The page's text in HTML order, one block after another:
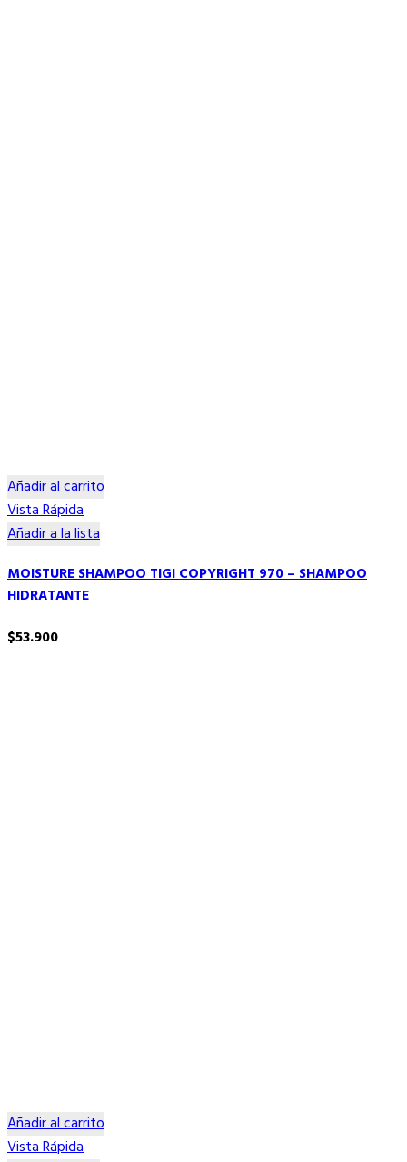
Añadir al carrito
Vista Rápida
Añadir a la lista
MOISTURE SHAMPOO TIGI COPYRIGHT 970 – SHAMPOO
HIDRATANTE
$53.900
Añadir al carrito
Vista Rápida